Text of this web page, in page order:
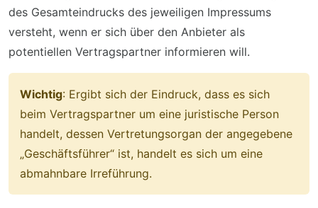
des Gesamteindrucks des jeweiligen Impressums
versteht, wenn er sich über den Anbieter als
potentiellen Vertragspartner informieren will.
Wichtig: Ergibt sich der Eindruck, dass es sich
beim Vertragspartner um eine juristische Person
handelt, dessen Vertretungsorgan der angegebene
„Geschäftsführer“ ist, handelt es sich um eine
abmahnbare Irreführung.